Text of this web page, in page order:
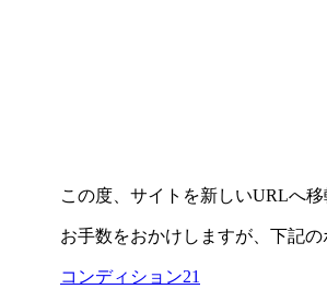
この度、サイトを新しいURLへ
お手数をおかけしますが、下記
コンディション21